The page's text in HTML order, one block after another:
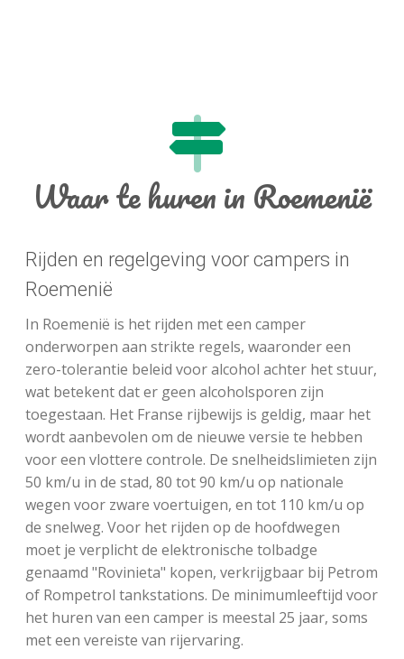
Waar te huren in Roemenië
Rijden en regelgeving voor campers in
Roemenië
In Roemenië is het rijden met een camper
onderworpen aan strikte regels, waaronder een
zero-tolerantie beleid voor alcohol achter het stuur,
wat betekent dat er geen alcoholsporen zijn
toegestaan. Het Franse rijbewijs is geldig, maar het
wordt aanbevolen om de nieuwe versie te hebben
voor een vlottere controle. De snelheidslimieten zijn
50 km/u in de stad, 80 tot 90 km/u op nationale
wegen voor zware voertuigen, en tot 110 km/u op
de snelweg. Voor het rijden op de hoofdwegen
moet je verplicht de elektronische tolbadge
genaamd "Rovinieta" kopen, verkrijgbaar bij Petrom
of Rompetrol tankstations. De minimumleeftijd voor
het huren van een camper is meestal 25 jaar, soms
met een vereiste van rijervaring.